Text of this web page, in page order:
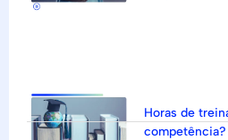
Horas de
competência?